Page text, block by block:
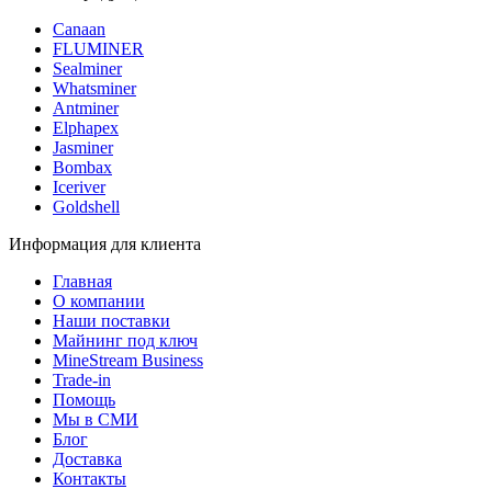
Canaan
FLUMINER
Sealminer
Whatsminer
Antminer
Elphapex
Jasminer
Bombax
Iceriver
Goldshell
Информация для клиента
Главная
О компании
Наши поставки
Майнинг под ключ
MineStream Business
Trade-in
Помощь
Мы в СМИ
Блог
Доставка
Контакты